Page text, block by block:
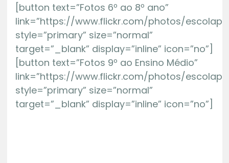
[button text=”Fotos 6º ao 8º ano”
link=”https://www.flickr.com/photos/
style=”primary” size=”normal”
target=”_blank” display=”inline” icon=”no”]
[button text=”Fotos 9º ao Ensino Médio”
link=”https://www.flickr.com/photos/
style=”primary” size=”normal”
target=”_blank” display=”inline” icon=”no”]